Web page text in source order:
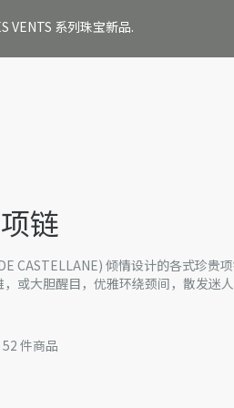
VENTS 系列珠宝新品.
项链
CASTELLANE) 倾情设计的各式珍贵
或大胆醒目，优雅环绕颈间，散发迷人
52 件商品